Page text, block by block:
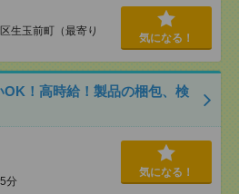
生玉前町（最寄り
気になる！
！高時給！製品の梱包、検
分
気になる！